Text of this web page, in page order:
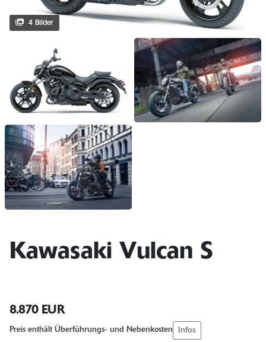
4 Bilder
Kawasaki Vulcan S
8.870 EUR
Preis enthält Überführungs- und Nebenkosten Infos